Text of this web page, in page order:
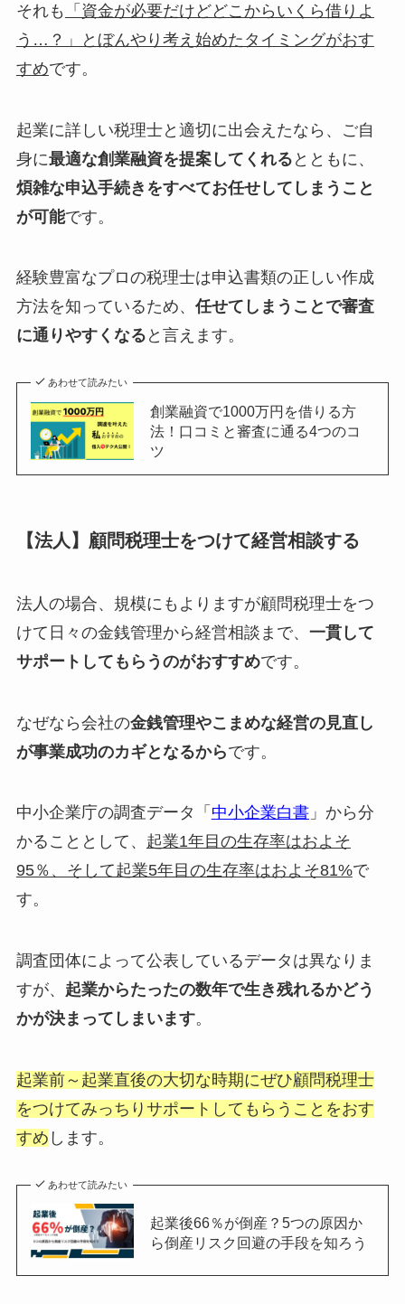
それも
「資金が必要だけどどこからいくら借りよ
う…？」とぼんやり考え始めたタイミングがおす
すめです。
起業に詳しい税理士と適切に出会えたなら、ご自
身に最適な創業融資を提案してくれる とともに、
煩雑な申込手続きをすべてお任せしてしまうこと
が可能です。
経験豊富なプロの税理士は申込書類の正しい作成
方法を知っているため、 任せてしまうことで審査
に通りやすくなる と言えます。
あわせて読みたい
創業融資で1000万円を借りる方
法！口コミと審査に通る4つのコ
ツ
【法人】顧問税理士をつけて経営相談する
法人の場合、規模にもよりますが顧問税理士をつ
けて日々の金銭管理から経営相談まで、 一貫して
サポートしてもらうのがおすすめです。
なぜなら会社の金銭管理やこまめな経営の見直し
が事業成功のカギとなるからです。
中小企業庁の調査データ「 中小企業白書」から分
かることとして、 起業1年目の生存率はおよそ
95％、そして起業5年目の生存率はおよそ81%で
す。
調査団体によって公表しているデータは異なりま
すが、 起業からたったの数年で生き残れるかどう
かが決まってしまいます。
起業前～起業直後の大切な時期にぜひ顧問税理士
をつけてみっちりサポートしてもらうことをおす
すめ します。
あわせて読みたい
起業後66％が倒産？5つの原因か
ら倒産リスク回避の手段を知ろう